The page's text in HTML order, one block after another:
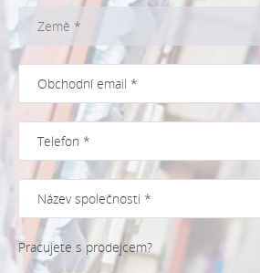
Pracujete s prodejcem?